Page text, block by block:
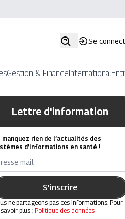
Se
Gestion & FinanceInternational
Lettre d'information
manquez rien de l’actualités des
d’informations en santé !
mail
S'inscrire
ne partageons pas ces informations. Pour
plus : Politique des données